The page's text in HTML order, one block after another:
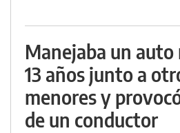
Manejaba un auto
13 años junto a
menores y
de un conductor